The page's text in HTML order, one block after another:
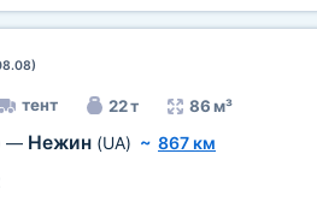
тент 22 т 86 м³
— Нежин (UA) ~ 867 км